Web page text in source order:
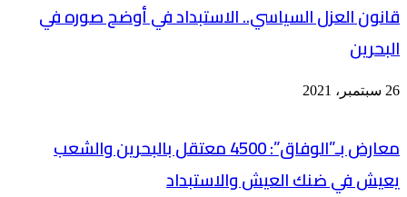
قانون العزل السياسي.. الاستبداد في أوضح صوره في
البحرين
26 سبتمبر، 2021
معارض بـ”الوفاق”: 4500 معتقل بالبحرين والشعب
يعيش في ضنك العيش والاستبداد